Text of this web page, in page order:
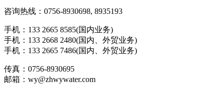
咨询热线：0756-8930698, 8935193
手机：133 2665 8585(国内业务)
手机：133 2668 2480(国内、外贸业务)
手机：133 2665 7486(国内、外贸业务)
传真：0756-8930695
邮箱：wy@zhwywater.com